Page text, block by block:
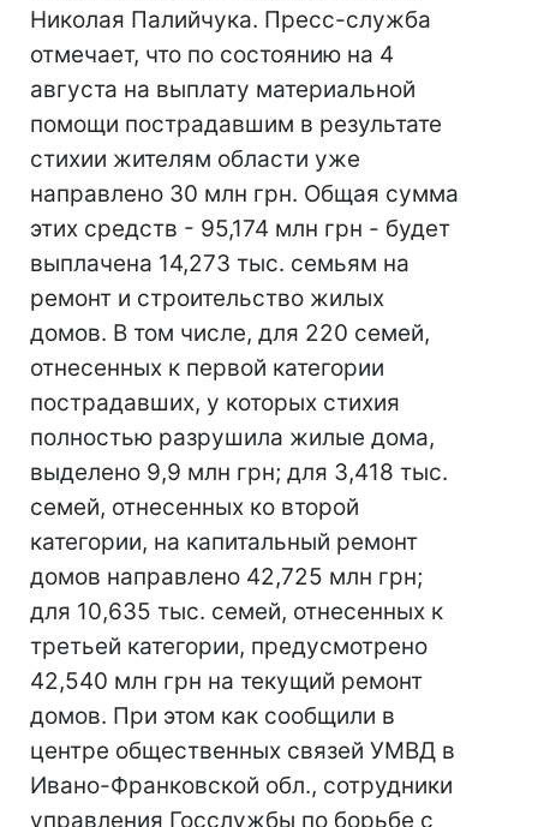
Николая Палийчука. Пресс-служба
отмечает, что по состоянию на 4
августа на выплату материальной
помощи пострадавшим в результате
стихии жителям области уже
направлено 30 млн грн. Общая сумма
этих средств - 95,174 млн грн - будет
выплачена 14,273 тыс. семьям на
ремонт и строительство жилых
домов. В том числе, для 220 семей,
отнесенных к первой категории
пострадавших, у которых стихия
полностью разрушила жилые дома,
выделено 9,9 млн грн; для 3,418 тыс.
семей, отнесенных ко второй
категории, на капитальный ремонт
домов направлено 42,725 млн грн;
для 10,635 тыс. семей, отнесенных к
третьей категории, предусмотрено
42,540 млн грн на текущий ремонт
домов. При этом как сообщили в
центре общественных связей УМВД в
Ивано-Франковской обл., сотрудники
управления Госслужбы по борьбе с